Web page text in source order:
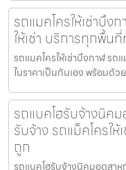
รถแมคโครให้เช่าบึง
ให้เช่า บริการทุกพื้น
รถแมคโครให้เช่าบึงกาฬ รถ
ในราคาเป็นกันเอง พร้อมด้
รถแบคโฮรับจ้างนิค
รับจ้าง รถแม็คโครใ
ถูก
รถแบคโฮรับจ้างนิคมอุตสาห